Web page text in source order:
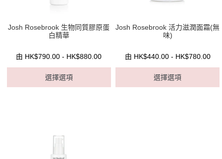
Josh Rosebrook 生物同質膠原蛋
白精華
由 HK$790.00 - HK$880.00
選擇選項
Josh Rosebrook 活力滋潤面霜(無
味)
由 HK$440.00 - HK$780.00
選擇選項